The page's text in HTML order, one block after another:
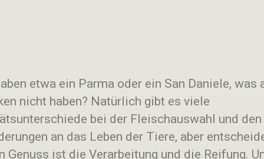
etwa ein Parma oder ein San Daniele, was
nicht haben? Natürlich gibt es viele
bei der Fleischauswahl und den
an das Leben der Tiere, aber
Genuss ist die Verarbeitung und die Reifung.